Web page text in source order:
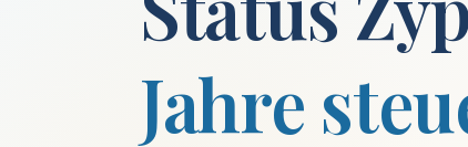
Jahre